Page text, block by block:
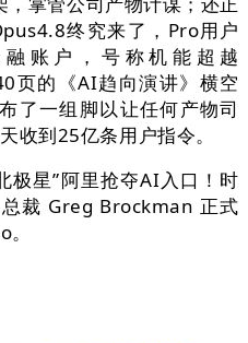
终究来了，Pro用户
账户，号称机能超越
页的《AI趋向演讲》横空
了一组脚以让任何产物司
收到25亿条用户指令。
星”阿里抢夺AI入口！时
裁 Greg Brockman 正式